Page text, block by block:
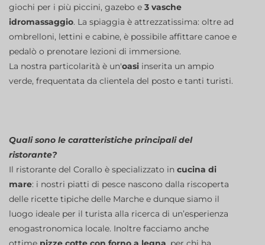
giochi per i più piccini, gazebo e 3 vasche
idromassaggio. La spiaggia è attrezzatissima: oltre ad
ombrelloni, lettini e cabine, è possibile affittare canoe e
pedalò o prenotare lezioni di immersione.
La nostra particolarità è un'oasi inserita un ampio
verde, frequentata da clientela del posto e tanti turisti.
Quali sono le caratteristiche principali del
ristorante?
Il ristorante del Corallo è specializzato in cucina di
mare: i nostri piatti di pesce nascono dalla riscoperta
delle ricette tipiche delle Marche e dunque siamo il
luogo ideale per il turista alla ricerca di un’esperienza
enogastronomica locale. Inoltre facciamo anche